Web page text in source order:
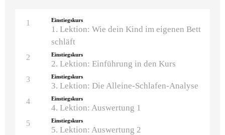
1 Einstiegskurs
1. Lektion: Wie dein Kind im eigenen Bett
schläft
2 Einstiegskurs
2. Lektion: Einführung in den Kurs
3 Einstiegskurs
3. Lektion: Die Alleine-Schlafen-Analyse
4 Einstiegskurs
4. Lektion: Auswertung 1
5 Einstiegskurs
5. Lektion: Auswertung 2